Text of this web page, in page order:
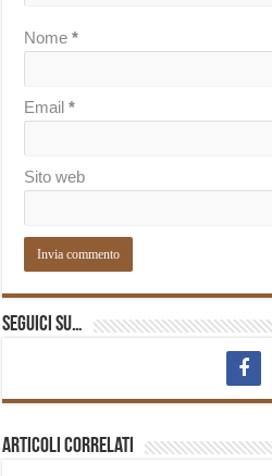
Nome*
Email*
Sito web
Seguici su…
Articoli correlati